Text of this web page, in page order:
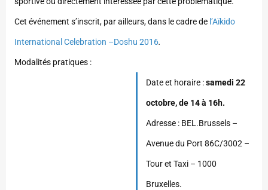
Cet événement s’inscrit, par ailleurs, dans le cadre de l’Aïkido
International Celebration –Doshu 2016.
Modalités pratiques :
Date et horaire :samedi 22
octobre, de 14 à 16h.
Adresse : BEL.Brussels –
Avenue du Port 86C/3002 –
Tour et Taxi – 1000
Bruxelles.